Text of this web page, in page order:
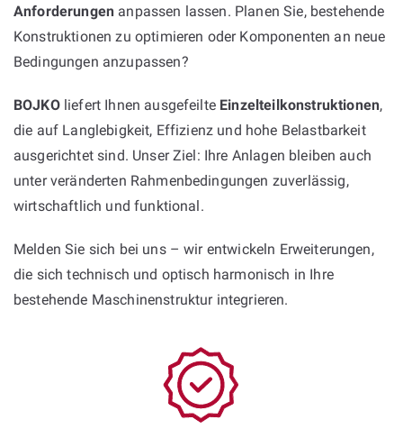
Anforderungen anpassen lassen. Planen Sie, bestehende
Konstruktionen zu optimieren oder Komponenten an neue
Bedingungen anzupassen?
BOJKOliefert Ihnen ausgefeilte Einzelteilkonstruktionen,
die auf Langlebigkeit, Effizienz und hohe Belastbarkeit
ausgerichtet sind. Unser Ziel: Ihre Anlagen bleiben auch
unter veränderten Rahmenbedingungen zuverlässig,
wirtschaftlich und funktional.
Melden Sie sich bei uns – wir entwickeln Erweiterungen,
die sich technisch und optisch harmonisch in Ihre
bestehende Maschinenstruktur integrieren.